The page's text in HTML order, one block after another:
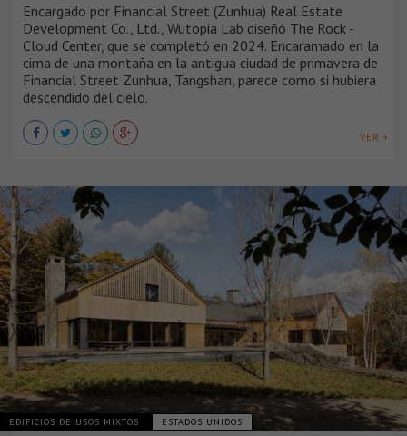
Encargado por Financial Street (Zunhua) Real Estate
Development Co., Ltd., Wutopia Lab diseñó The Rock -
Cloud Center, que se completó en 2024. Encaramado en la
cima de una montaña en la antigua ciudad de primavera de
Financial Street Zunhua, Tangshan, parece como si hubiera
descendido del cielo.
VER +
EDIFICIOS DE USOS MIXTOS ESTADOS UNIDOS